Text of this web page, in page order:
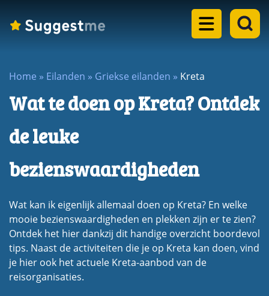
Landen
dropdown
Eilanden
dropdown
dropdown
menu
Rondreizen
dropdown
menu
Blogs
Home » Eilanden » Griekse eilanden » Kreta
Wat te doen op Kreta? Ontdek
de leuke
bezienswaardigheden
Wat kan ik eigenlijk allemaal doen op Kreta? En welke
mooie bezienswaardigheden en plekken zijn er te zien?
Ontdek het hier dankzij dit handige overzicht boordevol
tips. Naast de activiteiten die je op Kreta kan doen, vind
je hier ook het actuele Kreta-aanbod van de
reisorganisaties.